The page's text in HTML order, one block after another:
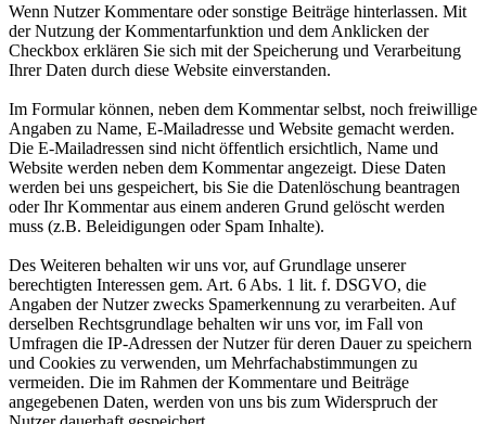
Wenn Nutzer Kommentare oder sonstige Beiträge hinterlassen. Mit
der Nutzung der Kommentarfunktion und dem Anklicken der
Checkbox erklären Sie sich mit der Speicherung und Verarbeitung
Ihrer Daten durch diese Website einverstanden.
Im Formular können, neben dem Kommentar selbst, noch freiwillige
Angaben zu Name, E-Mailadresse und Website gemacht werden.
Die E-Mailadressen sind nicht öffentlich ersichtlich, Name und
Website werden neben dem Kommentar angezeigt. Diese Daten
werden bei uns gespeichert, bis Sie die Datenlöschung beantragen
oder Ihr Kommentar aus einem anderen Grund gelöscht werden
muss (z.B. Beleidigungen oder Spam Inhalte).
Des Weiteren behalten wir uns vor, auf Grundlage unserer
berechtigten Interessen gem. Art. 6 Abs. 1 lit. f. DSGVO, die
Angaben der Nutzer zwecks Spamerkennung zu verarbeiten. Auf
derselben Rechtsgrundlage behalten wir uns vor, im Fall von
Umfragen die IP-Adressen der Nutzer für deren Dauer zu speichern
und Cookies zu verwenden, um Mehrfachabstimmungen zu
vermeiden. Die im Rahmen der Kommentare und Beiträge
angegebenen Daten, werden von uns bis zum Widerspruch der